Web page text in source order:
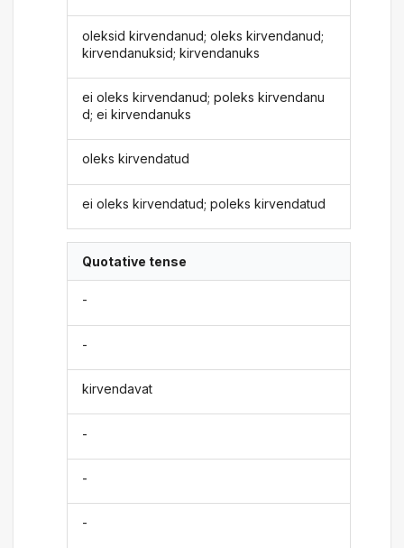
oleksid kirvendanud; oleks kirvendanud;
kirvendanuksid; kirvendanuks
ei oleks kirvendanud; poleks kirvendanu
d; ei kirvendanuks
oleks kirvendatud
ei oleks kirvendatud; poleks kirvendatud
Quotative tense
-
-
kirvendavat
-
-
-